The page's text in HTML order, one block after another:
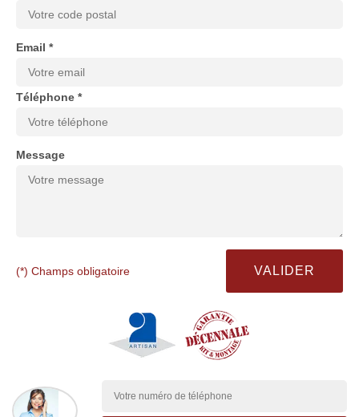
Email *
Téléphone *
Message
(*) Champs obligatoire